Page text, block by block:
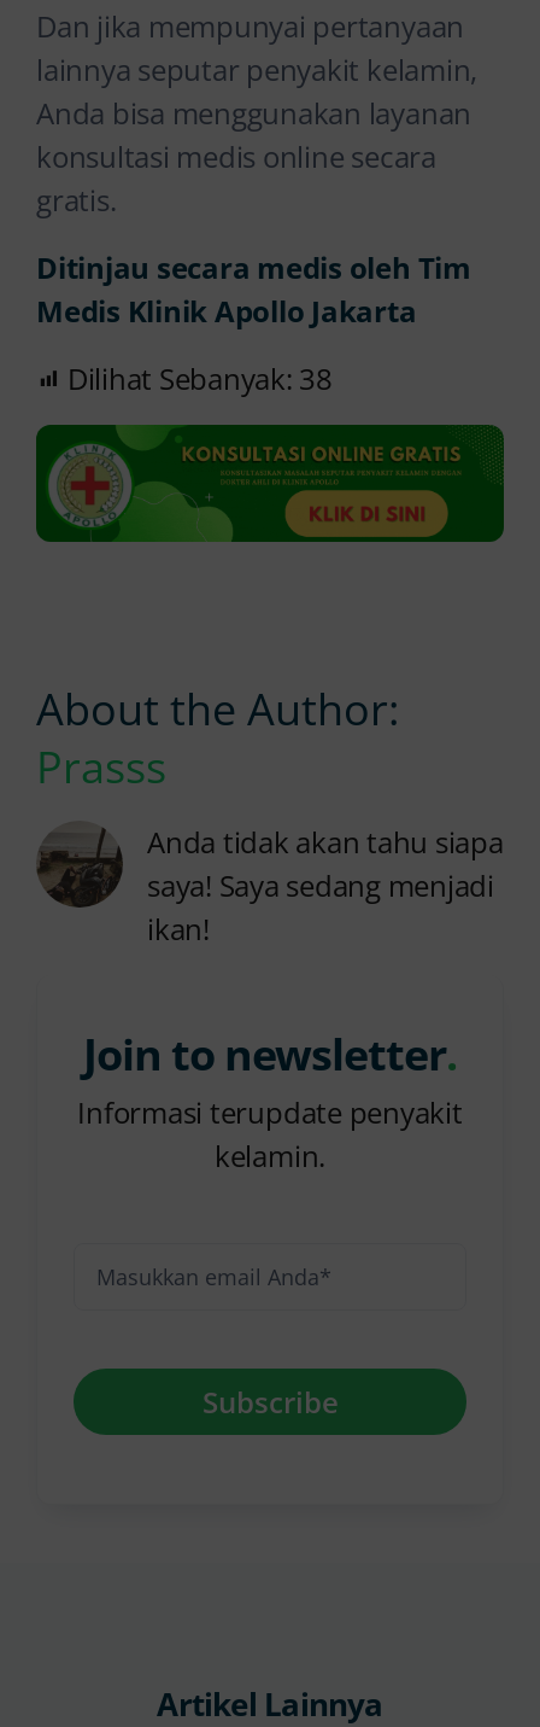
Dan jika mempunyai pertanyaan
lainnya seputar penyakit kelamin,
Anda bisa menggunakan layanan
konsultasi medis online secara
gratis.
Ditinjau secara medis oleh Tim
Medis Klinik Apollo Jakarta
Dilihat Sebanyak: 38
Join to newsletter.
Informasi terupdate penyakit
kelamin.
Subscribe
About the Author:
Prasss
Anda tidak akan tahu siapa
saya! Saya sedang menjadi
ikan!
Artikel Lainnya